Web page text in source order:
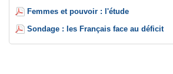
Femmes et pouvoir : l'étude
Sondage : les Français face au déficit